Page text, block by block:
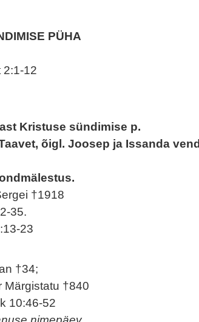
PÜHA
2:1-12
Kristuse sündimise p.
õigl. Joosep ja Issanda vend
†1918
35.
23
†34;
Märgistatu †840
10:46-52